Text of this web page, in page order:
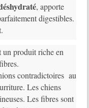
, apporte
digestibles.
un produit riche en
contradictoires au
Les chiens
Les fibres sont